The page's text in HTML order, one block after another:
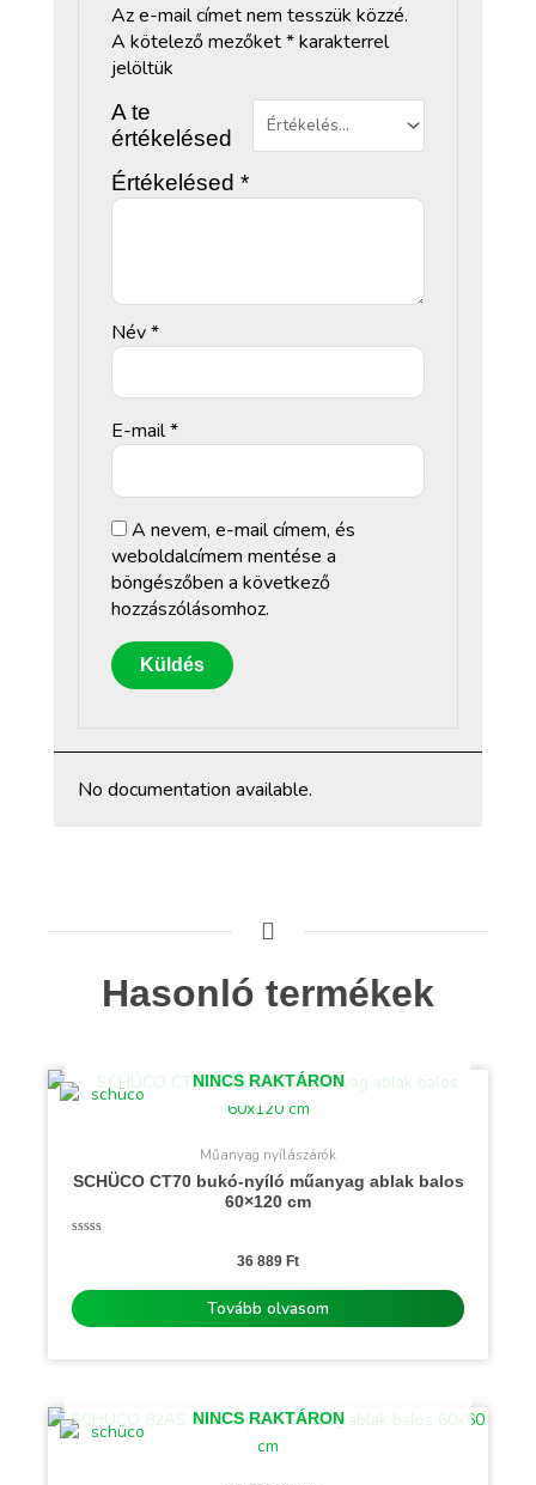
Az e-mail címet nem tesszük közzé.
A kötelező mezőket*karakterrel
jelöltük
A te
értékelésed
Értékelésed *
Név*
E-mail*
A nevem, e-mail címem, és
weboldalcímem mentése a
böngészőben a következő
hozzászólásomhoz.
No documentation available.
Hasonló termékek
NINCS RAKTÁRON
Műanyag nyílászárók
SCHÜCO CT70 bukó-nyíló műanyag ablak balos
60×120 cm
36 889 Ft
Tovább olvasom
NINCS RAKTÁRON